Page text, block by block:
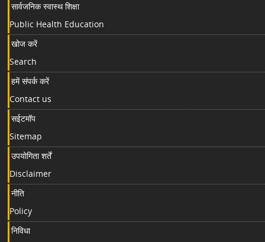
सार्वजनिक स्वास्थ शिक्षा
Public Health Education
खोज करें
Search
हमें संपर्क करें
Contact us
सईटमॉप
Sitemap
उपयोगिता शर्तें
Disclaimer
नीति
Policy
निविधा